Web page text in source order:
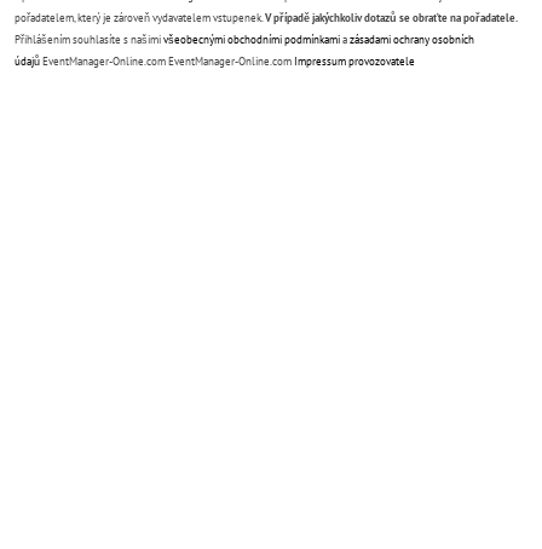
pořadatelem, který je zároveň vydavatelem vstupenek. V případě jakýchkoliv dotazů se obraťte na pořadatele.
Přihlášením souhlasíte s našimivšeobecnými obchodními podmínkamiazásadami ochrany osobních
údajůEventManager-Online.com EventManager-Online.com Impressum provozovatele